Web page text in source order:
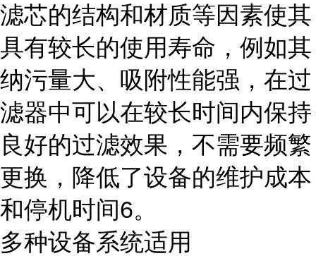
滤芯的结构和材质等因素使其
具有较长的使用寿命，例如其
纳污量大、吸附性能强，在过
滤器中可以在较长时间内保持
良好的过滤效果，不需要频繁
更换，降低了设备的维护成本
和停机时间6。
多种设备系统适用